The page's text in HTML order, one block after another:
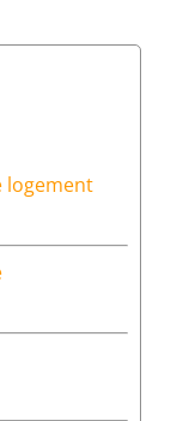
logement